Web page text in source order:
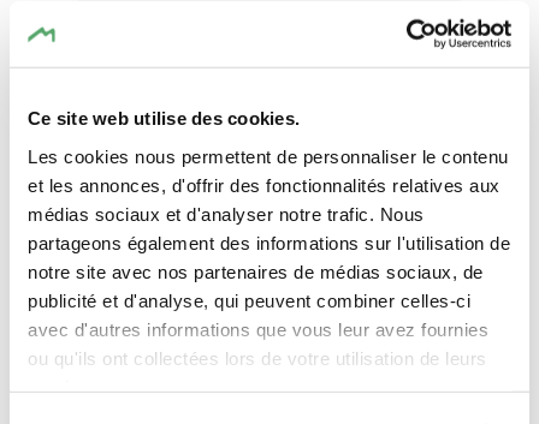
Ce site web utilise des cookies.
Les cookies nous permettent de personnaliser le contenu
et les annonces, d'offrir des fonctionnalités relatives aux
médias sociaux et d'analyser notre trafic. Nous
partageons également des informations sur l'utilisation de
notre site avec nos partenaires de médias sociaux, de
publicité et d'analyse, qui peuvent combiner celles-ci
avec d'autres informations que vous leur avez fournies
ou qu'ils ont collectées lors de votre utilisation de leurs
Nombre de participants
Langue souhaitée
Message